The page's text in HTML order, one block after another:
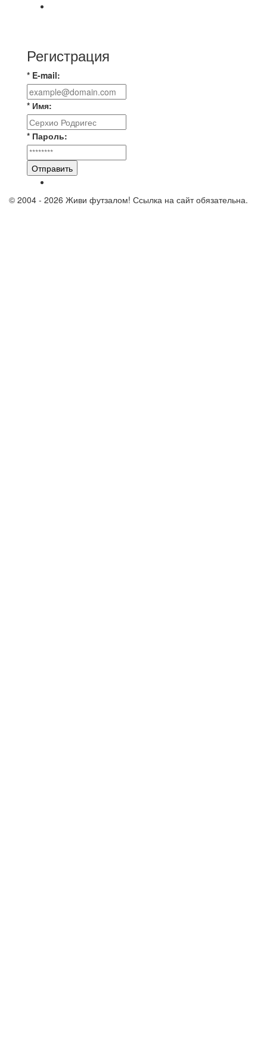
Регистрация
* E-mail:
* Имя:
* Пароль:
Отправить
© 2004 - 2026 Живи футзалом! Ссылка на сайт обязательна.